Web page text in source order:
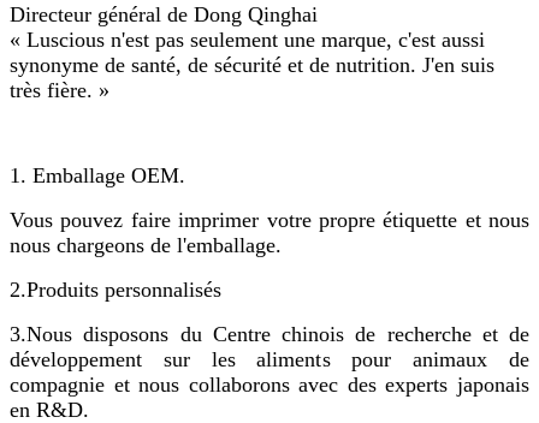
Directeur général de Dong Qinghai
« Luscious n'est pas seulement une marque, c'est aussi
synonyme de santé, de sécurité et de nutrition. J'en suis
très fière. »
1. Emballage OEM.
Vous pouvez faire imprimer votre propre étiquette et nous
nous chargeons de l'emballage.
2.Produits personnalisés
3.Nous disposons du Centre chinois de recherche et de
développement sur les aliments pour animaux de
compagnie et nous collaborons avec des experts japonais
en R&D.